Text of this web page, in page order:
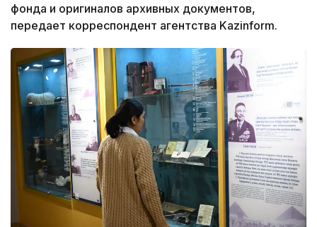
фонда и оригиналов архивных документов,
передает корреспондент агентства Kazinform.